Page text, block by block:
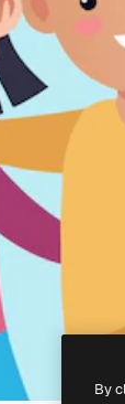
By